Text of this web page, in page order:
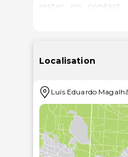
rester en contact
comprennent un
qui caractérisent
Cet hôtel propose un
Les équipements et
laverie. Un parking
Localisation
Luís Eduardo